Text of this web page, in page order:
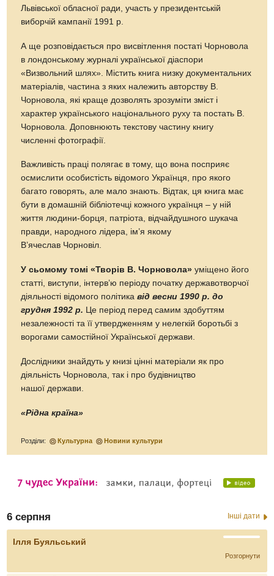
Львівської обласної ради, участь у президентській
виборчій кампанії 1991 р.
А ще розповідається про висвітлення постаті Чорновола
в лондонському журналі української діаспори
«Визвольний шлях». Містить книга низку документальних
матеріалів, частина з яких належить авторству В.
Чорновола, які краще дозволять зрозуміти зміст і
характер українського національного руху та постать В.
Чорновола. Доповнюють текстову частину книгу
численні фотографії.
Важливість праці полягає в тому, що вона посприяє
осмислити особистість відомого Українця, про якого
багато говорять, але мало знають. Відтак, ця книга має
бути в домашній бібліотечці кожного українця – у ній
життя людини-борця, патріота, відчайдушного шукача
правди, народного лідера, ім’я якому
В’ячеслав Чорновіл.
У сьомому томі «Творів В. Чорновола» уміщено його
статті, виступи, інтерв’ю періоду початку державотворчої
діяльності відомого політикавід весни 1990 р. до
грудня 1992 р. Це період перед самим здобуттям
незалежності та її утвердженням у нелегкій боротьбі з
ворогами самостійної Української держави.
Дослідники знайдуть у книзі цінні матеріали як про
діяльність Чорновола, так і про будівництво
нашої держави.
«Рідна країна»
Розділи: Культурна Новини культури
6 серпня Інші дати
Ілля Буяльський
Розгорнути